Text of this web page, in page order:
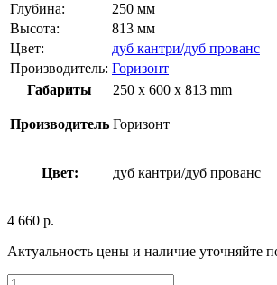
Глубина:
250 мм
Высота:
813 мм
Цвет:
дуб кантри/дуб прованс
Производитель: Горизонт
Габариты
250 x 600 x 813 mm
Производитель Горизонт
Цвет: дуб кантри/дуб прованс
4 660 р.
Актуальность цены и наличие уточняйте